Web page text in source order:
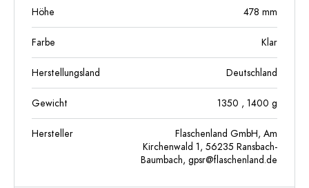
Höhe 478 mm
Farbe Klar
Herstellungsland Deutschland
Gewicht 1350 , 1400 g
Hersteller
Flaschenland GmbH, Am
Kirchenwald 1, 56235 Ransbach-
Baumbach, gpsr@flaschenland.de